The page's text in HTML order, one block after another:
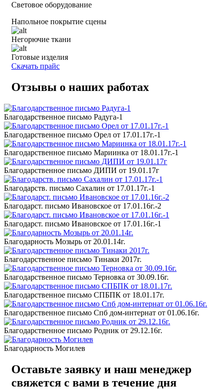
Световое оборудование
Напольное покрытие сцены
Негорючие ткани
Готовые изделия
Скачать прайс
Отзывы о наших работах
Благодарственное письмо Радуга-1
Благодарственное письмо Орел от 17.01.17г.-1
Благодарственное письмо Мариинка от 18.01.17г.-1
Благодарственное письмо ДИПИ от 19.01.17г
Благодарств. письмо Сахалин от 17.01.17г.-1
Благодарст. письмо Ивановское от 17.01.16г.-2
Благодарст. письмо Ивановское от 17.01.16г.-1
Благодарность Мозырь от 20.01.14г.
Благодарственное письмо Тинаки 2017г.
Благодарственное письмо Терновка от 30.09.16г.
Благодарственное письмо СПБПК от 18.01.17г.
Благодарственное письмо Спб дом-интернат от 01.06.16г.
Благодарственное письмо Родник от 29.12.16г.
Благодарность Могилев
Оставьте заявку и наш менеджер
свяжется с вами в течение дня